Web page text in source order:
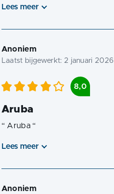
Lees meer
Anoniem
Laatst bijgewerkt: 2 januari 2026
8,0
Aruba
“ Aruba “
Lees meer
Anoniem